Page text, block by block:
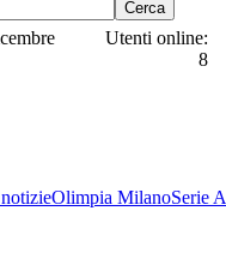
Utenti online:
8
Olimpia MilanoSerie A